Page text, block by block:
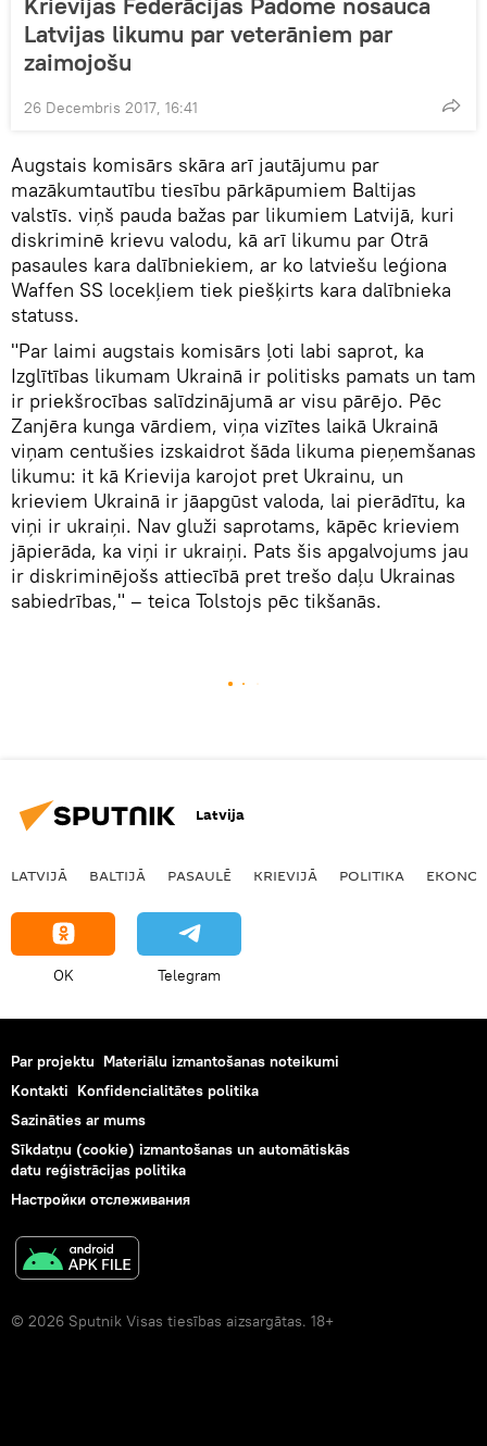
Latvijas likumu par veterāniem par
zaimojošu
26 Decembris 2017, 16:41
Augstais komisārs skāra arī jautājumu par
mazākumtautību tiesību pārkāpumiem Baltijas
valstīs. viņš pauda bažas par likumiem Latvijā, kuri
diskriminē krievu valodu, kā arī likumu par Otrā
pasaules kara dalībniekiem, ar ko latviešu leģiona
Waffen SS locekļiem tiek piešķirts kara dalībnieka
statuss.
"Par laimi augstais komisārs ļoti labi saprot, ka
Izglītības likumam Ukrainā ir politisks pamats un tam
ir priekšrocības salīdzinājumā ar visu pārējo. Pēc
Zanjēra kunga vārdiem, viņa vizītes laikā Ukrainā
viņam centušies izskaidrot šāda likuma pieņemšanas
likumu: it kā Krievija karojot pret Ukrainu, un
krieviem Ukrainā ir jāapgūst valoda, lai pierādītu, ka
viņi ir ukraiņi. Nav gluži saprotams, kāpēc krieviem
jāpierāda, ka viņi ir ukraiņi. Pats šis apgalvojums jau
ir diskriminējošs attiecībā pret trešo daļu Ukrainas
sabiedrības," – teica Tolstojs pēc tikšanās.
Latvija
LATVIJĀ BALTIJĀ PASAULĒ KRIEVIJĀ POLITIKA
OK Telegram
Par projektu Materiālu izmantošanas noteikumi
Kontakti Konfidencialitātes politika
Sazināties ar mums
Sīkdatņu (cookie) izmantošanas un automātiskās
datu reģistrācijas politika
Настройки отслеживания
© 2026 Sputnik Visas tiesības aizsargātas. 18+